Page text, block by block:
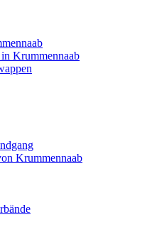
Krummennaab
Krummennaab